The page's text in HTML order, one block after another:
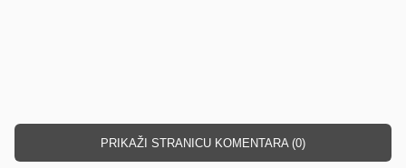
PRIKAŽI STRANICU KOMENTARA (0)